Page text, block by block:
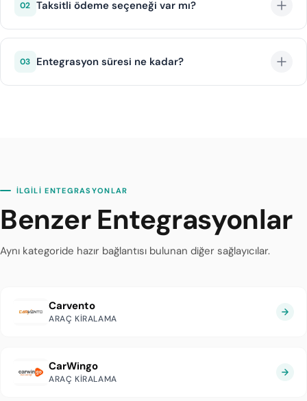
otomatik olarak güncellenir ve müşterilerinize doğru
bilgi sunulur.
02 Taksitli ödeme seçeneği var mı?
Evet, BZM yerli kredi kartlarıyla taksitli ödeme imkanı
otomatik olarak gösterilir.
03 Entegrasyon süresi ne kadar?
İLGİLİ ENTEGRASYONLAR
Benzer Entegrasyonlar
Aynı kategoride hazır bağlantısı bulunan diğer sağlayıcılar.
Carvento
ARAÇ KIRALAMA
CarWingo
ARAÇ KIRALAMA